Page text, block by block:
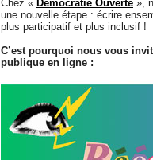
Chez « Démocratie Ouverte »,
une nouvelle étape : écrire
plus participatif et plus inclusif !
C’est pourquoi nous vous
publique en ligne :